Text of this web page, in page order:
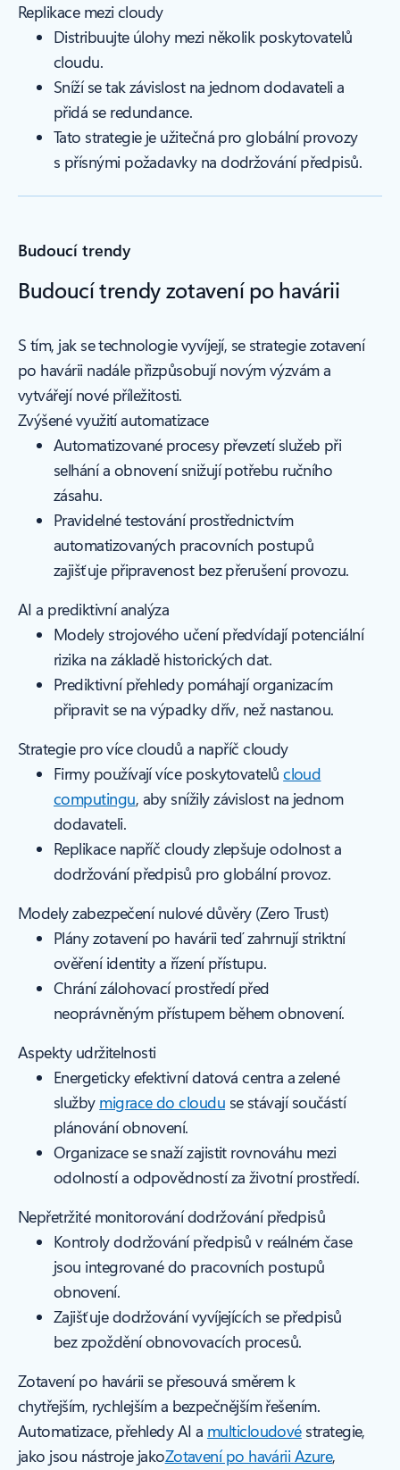
Replikace mezi cloudy
Distribuujte úlohy mezi několik poskytovatelů
cloudu.
Sníží se tak závislost na jednom dodavateli a
přidá se redundance.
Tato strategie je užitečná pro globální provozy
s přísnými požadavky na dodržování předpisů.
Budoucí trendy
Budoucí trendy zotavení po havárii
S tím, jak se technologie vyvíjejí, se strategie zotavení
po havárii nadále přizpůsobují novým výzvám a
vytvářejí nové příležitosti.
Zvýšené využití automatizace
Automatizované procesy převzetí služeb při
selhání a obnovení snižují potřebu ručního
zásahu.
Pravidelné testování prostřednictvím
automatizovaných pracovních postupů
zajišťuje připravenost bez přerušení provozu.
AI a prediktivní analýza
Modely strojového učení předvídají potenciální
rizika na základě historických dat.
Prediktivní přehledy pomáhají organizacím
připravit se na výpadky dřív, než nastanou.
Strategie pro více cloudů a napříč cloudy
Firmy používají více poskytovatelůcloud
computingu, aby snížily závislost na jednom
dodavateli.
Replikace napříč cloudy zlepšuje odolnost a
dodržování předpisů pro globální provoz.
Modely zabezpečení nulové důvěry (Zero Trust)
Plány zotavení po havárii teď zahrnují striktní
ověření identity a řízení přístupu.
Chrání zálohovací prostředí před
neoprávněným přístupem během obnovení.
Aspekty udržitelnosti
Energeticky efektivní datová centra a zelené
služby migrace do cloudu se stávají součástí
plánování obnovení.
Organizace se snaží zajistit rovnováhu mezi
odolností a odpovědností za životní prostředí.
Nepřetržité monitorování dodržování předpisů
Kontroly dodržování předpisů v reálném čase
jsou integrované do pracovních postupů
obnovení.
Zajišťuje dodržování vyvíjejících se předpisů
bez zpoždění obnovovacích procesů.
Zotavení po havárii se přesouvá směrem k
chytřejším, rychlejším a bezpečnějším řešením.
Automatizace, přehledy AI a multicloudovéstrategie,
jako jsou nástroje jakoZotavení po havárii Azure,